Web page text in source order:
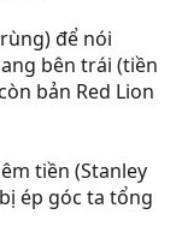
để nói
bên trái (tiền
bản Red Lion
tiền (Stanley
ép góc ta tổng